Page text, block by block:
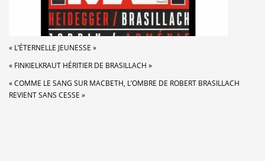
« L’ÉTERNELLE JEUNESSE »
« FINKIELKRAUT HÉRITIER DE BRASILLACH »
« COMME LE SANG SUR MACBETH, L’OMBRE DE ROBERT BRASILLACH
REVIENT SANS CESSE »